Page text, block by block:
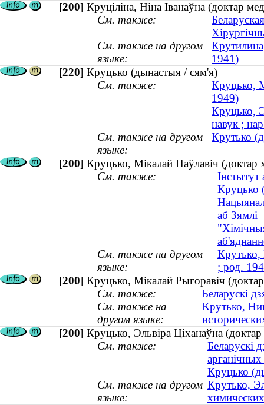
[200] Круціліна, Ніна Іванаўна (доктар
См. также:
См. также на другом
языке:
1941)
[220] Круцько (дынастыя / сям'я)
См. также:
Круцько,
1949)
Круцько,
навук ;
См. также на другом
языке:
Крутько
[200] Круцько, Мікалай Паўлавіч (доктар
См. также:
Інстытут
Круцько
аб Зямлі
См. также на другом
языке:
Крутько,
; род.
[200] Круцько, Мікалай Рыгоравіч
См. также:
Беларускі
См. также на
другом языке:
Крутько,
[200] Круцько, Эльвіра Ціханаўна
См. также:
Беларускі
Круцько
См. также на другом
языке:
Крутько,